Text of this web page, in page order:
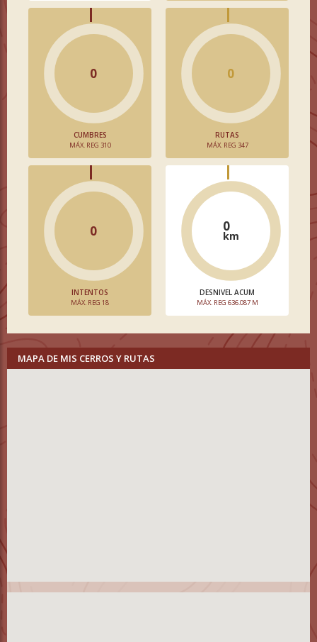
0
CUMBRES
MÁX. REG 310
0
RUTAS
MÁX. REG 347
0
INTENTOS
MÁX. REG 18
0
km
DESNIVEL ACUM
MÁX. REG 636.087 M
MAPA DE MIS CERROS Y RUTAS